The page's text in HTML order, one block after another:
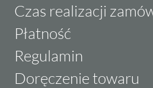
Czas realizacji
Płatność
Regulamin
Doręczenie towaru